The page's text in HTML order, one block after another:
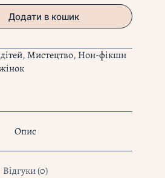
Додати в кошик
,Мистецтво, Нон-фікшн
Опис
Відгуки (0)